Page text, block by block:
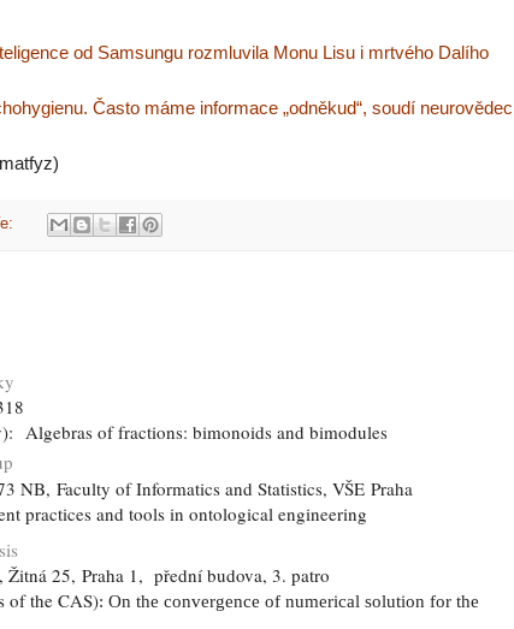
od Samsungu rozmluvila Monu Lisu i mrtvého Dalího
Často máme informace „odněkud“, soudí neurovědec
): Algebras of fractions: bimonoids and bimodules
NB, Faculty of Informatics and Statistics, VŠE Praha
practices and tools in ontological engineering
Žitná 25, Praha 1, přední budova, 3. patro
of the CAS): On the convergence of numerical solution for the